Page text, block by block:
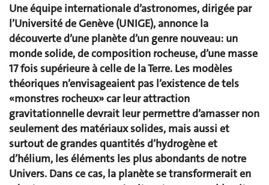
Une équipe internationale d’astronomes, dirigée par
l’Université de Genève (UNIGE), annonce la
découverte d’une planète d’un genre nouveau: un
monde solide, de composition rocheuse, d’une masse
17 fois supérieure à celle de la Terre. Les modèles
théoriques n’envisageaient pas l’existence de tels
«monstres rocheux» car leur attraction
gravitationnelle devrait leur permettre d’amasser non
seulement des matériaux solides, mais aussi et
surtout de grandes quantités d’hydrogène et
d’hélium, les éléments les plus abondants de notre
Univers. Dans ce cas, la planète se transformerait en